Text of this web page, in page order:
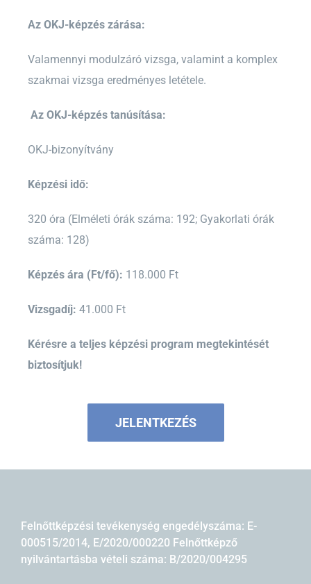
Az OKJ-képzés zárása:
Valamennyi modulzáró vizsga, valamint a komplex
szakmai vizsga eredményes letétele.
Az OKJ-képzés tanúsítása:
OKJ-bizonyítvány
Képzési idő:
320 óra (Elméleti órák száma: 192; Gyakorlati órák
száma: 128)
Képzés ára (Ft/fő): 118.000 Ft
Vizsgadíj: 41.000 Ft
Kérésre a teljes képzési program megtekintését
biztosítjuk!
JELENTKEZÉS
Felnőttképzési tevékenység engedélyszáma: E-
000515/2014, E/2020/000220 Felnőttképző
nyilvántartásba vételi száma: B/2020/004295